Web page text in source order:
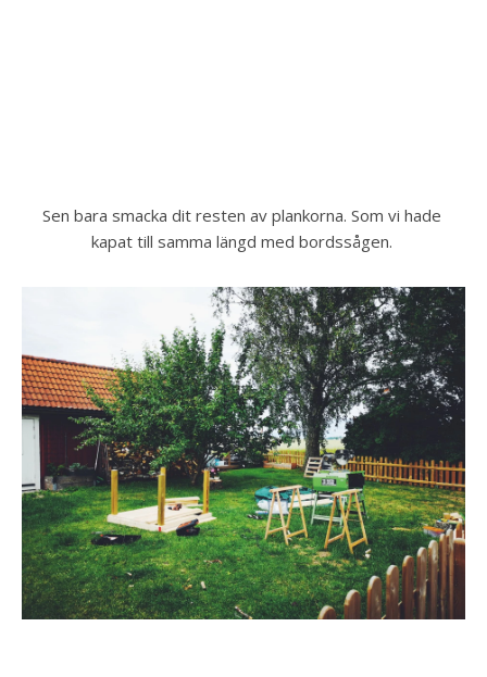
Sen bara smacka dit resten av plankorna. Som vi hade
kapat till samma längd med bordssågen.